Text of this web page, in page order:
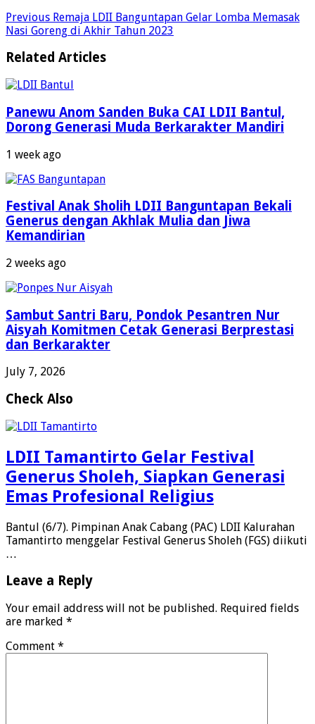
Previous Remaja LDII Banguntapan Gelar Lomba Memasak
Nasi Goreng di Akhir Tahun 2023
Related Articles
Panewu Anom Sanden Buka CAI LDII Bantul,
Dorong Generasi Muda Berkarakter Mandiri
1 week ago
Festival Anak Sholih LDII Banguntapan Bekali
Generus dengan Akhlak Mulia dan Jiwa
Kemandirian
2 weeks ago
Sambut Santri Baru, Pondok Pesantren Nur
Aisyah Komitmen Cetak Generasi Berprestasi
dan Berkarakter
July 7, 2026
Check Also
LDII Tamantirto Gelar Festival
Generus Sholeh, Siapkan Generasi
Emas Profesional Religius
Bantul (6/7). Pimpinan Anak Cabang (PAC) LDII Kalurahan
Tamantirto menggelar Festival Generus Sholeh (FGS) diikuti
…
Leave a Reply
Your email address will not be published. Required fields
are marked *
Comment *